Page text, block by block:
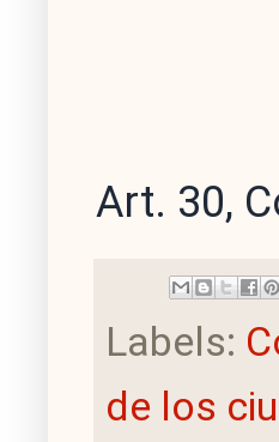
Art. 30,
Labels:
de los